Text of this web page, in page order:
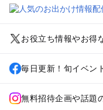
お役立ち情報やお得
毎日更新！旬イベン
無料招待企画や話題